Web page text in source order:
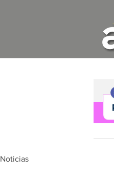
Noticias